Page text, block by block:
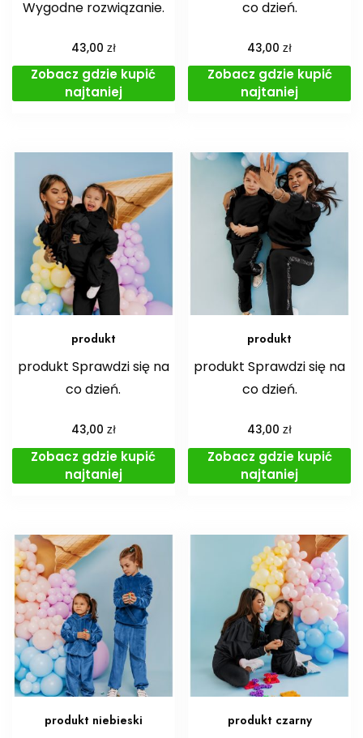
Wygodne rozwiązanie.
43,00 zł
Zobacz gdzie kupić
najtaniej
co dzień.
43,00zł
Zobacz gdzie kupić
najtaniej
produkt
produkt Sprawdzi się na
co dzień.
43,00 zł
Zobacz gdzie kupić
najtaniej
produkt
produkt Sprawdzi się na
co dzień.
43,00zł
Zobacz gdzie kupić
najtaniej
produkt niebieski produkt czarny